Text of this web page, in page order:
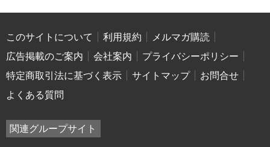
このサイトについて 利用規約
メルマガ購読
広告掲載のご案内
会社案内
プライバシーポリシー
特定商取引法に基づく表示
サイトマップ
お問合せ
よくある質問
関連グループサイト